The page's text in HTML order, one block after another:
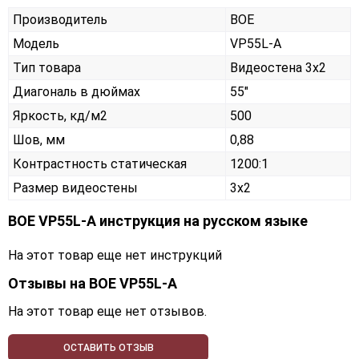
Производитель
BOE
Модель
VP55L-A
Тип товара
Видеостена 3х2
Диагональ в дюймах
55"
Яркость, кд/м2
500
Шов, мм
0,88
Контрастность статическая
1200:1
Размер видеостены
3x2
BOE VP55L-A инструкция на русском языке
На этот товар еще нет инструкций
Отзывы на BOE VP55L-A
На этот товар еще нет отзывов.
ОСТАВИТЬ ОТЗЫВ